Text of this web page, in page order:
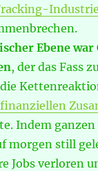
Industrie
Ebene
, der das Fass
Indem
morgen still
Jobs verloren